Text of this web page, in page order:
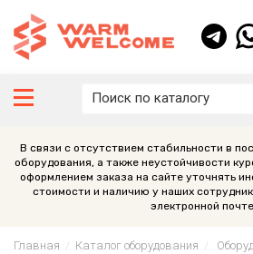
В связи с отсутствием стабильности в
оборудования, а также неустойчивости
оформлением заказа на сайте уточнять
стоимости и наличию у наших
электронной почте.
Главная Каталог оборудования